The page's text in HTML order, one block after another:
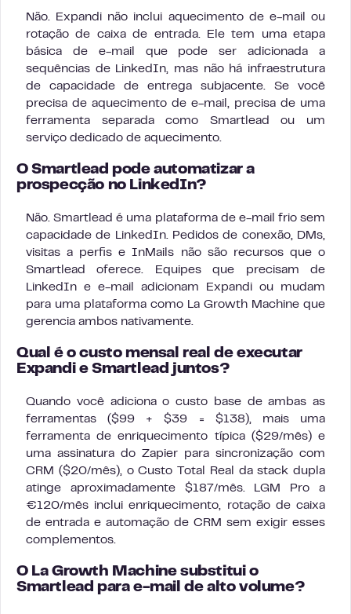
Não. Expandi não inclui aquecimento de e-mail ou
rotação de caixa de entrada. Ele tem uma etapa
básica de e-mail que pode ser adicionada a
sequências de LinkedIn, mas não há infraestrutura
de capacidade de entrega subjacente. Se você
precisa de aquecimento de e-mail, precisa de uma
ferramenta separada como Smartlead ou um
serviço dedicado de aquecimento.
O Smartlead pode automatizar a
prospecção no LinkedIn?
Não. Smartlead é uma plataforma de e-mail frio sem
capacidade de LinkedIn. Pedidos de conexão, DMs,
visitas a perfis e InMails não são recursos que o
Smartlead oferece. Equipes que precisam de
LinkedIn e e-mail adicionam Expandi ou mudam
para uma plataforma como La Growth Machine que
gerencia ambos nativamente.
Qual é o custo mensal real de executar
Expandi e Smartlead juntos?
Quando você adiciona o custo base de ambas as
ferramentas ($99 + $39 = $138), mais uma
ferramenta de enriquecimento típica ($29/mês) e
uma assinatura do Zapier para sincronização com
CRM ($20/mês), o Custo Total Real da stack dupla
atinge aproximadamente $187/mês. LGM Pro a
€120/mês inclui enriquecimento, rotação de caixa
de entrada e automação de CRM sem exigir esses
complementos.
O La Growth Machine substitui o
Smartlead para e-mail de alto volume?